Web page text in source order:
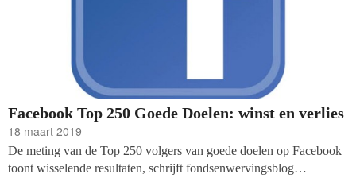
Facebook Top 250 Goede Doelen: winst en verlies
18 maart 2019
De meting van de Top 250 volgers van goede doelen op Facebook
toont wisselende resultaten, schrijft fondsenwervingsblog